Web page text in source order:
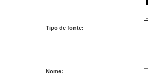
Tipo de fonte:
Nome: